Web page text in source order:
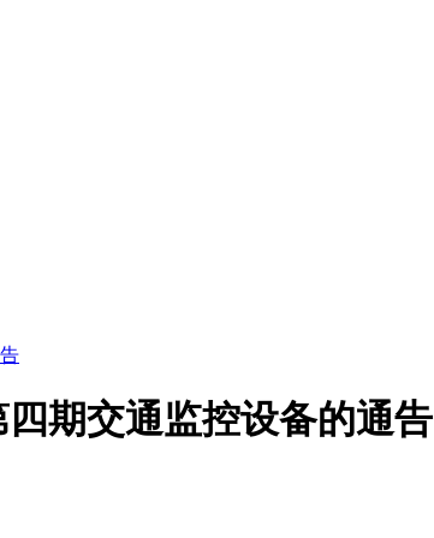
期交通监控设备的通告